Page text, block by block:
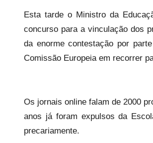
r
p
r
e
o
Esta tarde o Ministro da
concurso para a vinculação dos
da enorme contestação por
Comissão Europeia em recorrer
Os jornais online falam de 2000
anos já foram expulsos da
precariamente.